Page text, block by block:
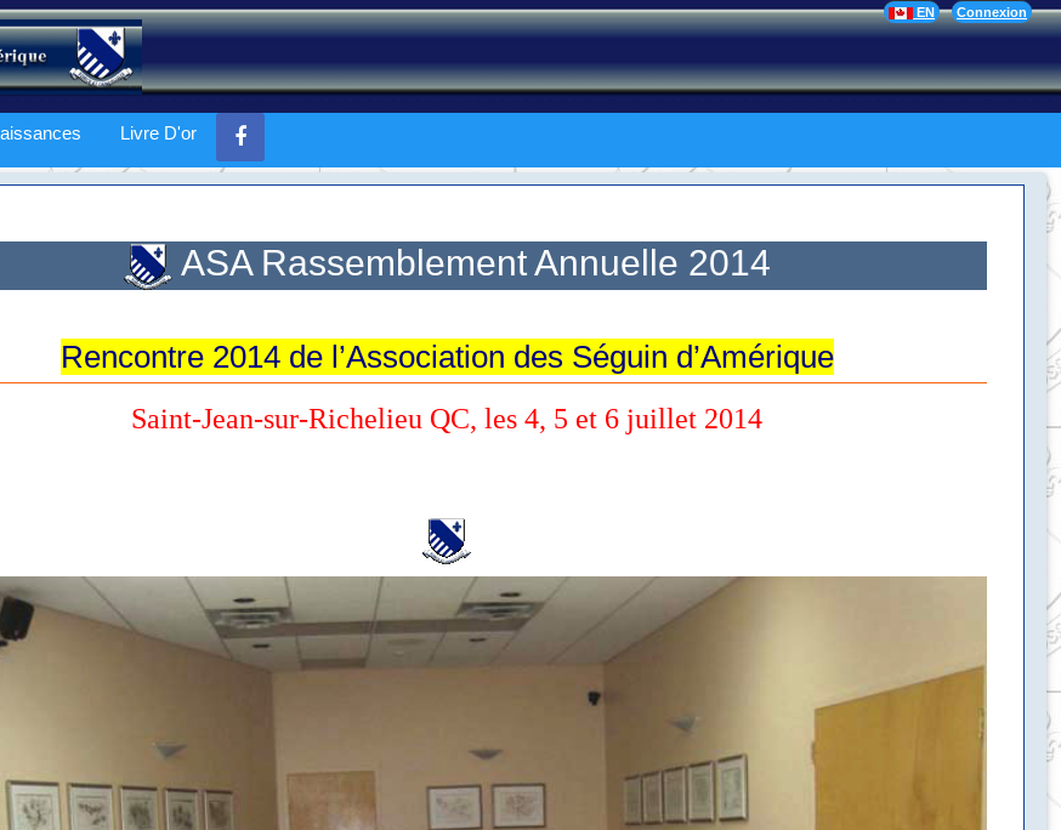
Connexion
EN
Livre D'or
ASA Rassemblement Annuelle 2014
Rencontre 2014 de l’Association des Séguin d’Amérique
Saint-Jean-sur-Richelieu QC, les 4, 5 et 6 juillet 2014